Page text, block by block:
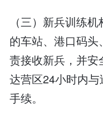
（三）新兵训练
的车站、港口码头
责接收新兵，并
达营区24小时内
手续。